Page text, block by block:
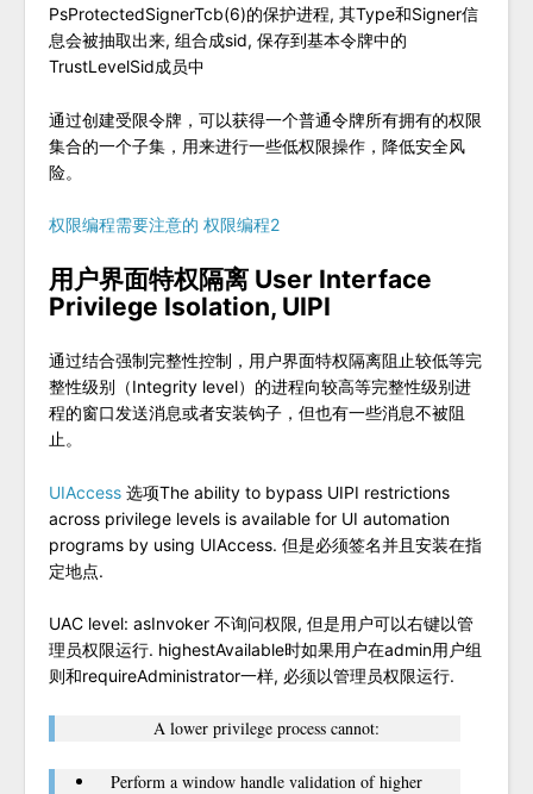
PsProtectedSignerTcb(6)的保护进程, 其Type和Signer信
息会被抽取出来, 组合成sid, 保存到基本令牌中的
TrustLevelSid成员中
通过创建受限令牌，可以获得一个普通令牌所有拥有的权限
集合的一个子集，用来进行一些低权限操作，降低安全风
险。
权限编程需要注意的 权限编程2
用户界面特权隔离 User Interface
Privilege Isolation, UIPI
通过结合强制完整性控制，用户界面特权隔离阻止较低等完
整性级别（Integrity level）的进程向较高等完整性级别进
程的窗口发送消息或者安装钩子，但也有一些消息不被阻
止。
UIAccess 选项The ability to bypass UIPI restrictions
across privilege levels is available for UI automation
programs by using UIAccess. 但是必须签名并且安装在指
定地点.
UAC level: asInvoker 不询问权限, 但是用户可以右键以管
理员权限运行. highestAvailable时如果用户在admin用户组
则和requireAdministrator一样, 必须以管理员权限运行.
A lower privilege process cannot:
Perform a window handle validation of higher